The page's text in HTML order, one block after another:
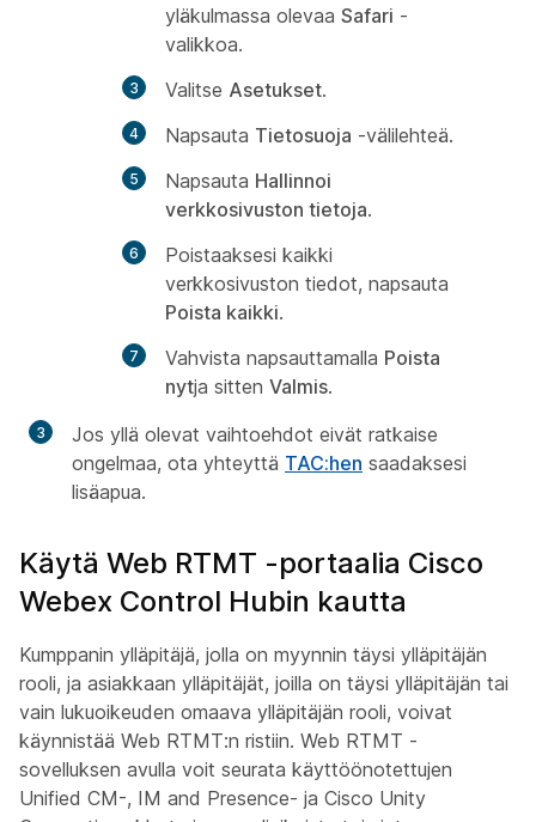
yläkulmassa olevaa Safari -
valikkoa.
Valitse Asetukset.
Napsauta Tietosuoja -välilehteä.
Napsauta Hallinnoi
verkkosivuston tietoja.
Poistaaksesi kaikki
verkkosivuston tiedot, napsauta
Poista kaikki.
Vahvista napsauttamalla Poista
nytja sitten Valmis.
Jos yllä olevat vaihtoehdot eivät ratkaise
ongelmaa, ota yhteyttä TAC:hen saadaksesi
lisäapua.
Käytä Web RTMT -portaalia Cisco
Webex Control Hubin kautta
Kumppanin ylläpitäjä, jolla on myynnin täysi ylläpitäjän
rooli, ja asiakkaan ylläpitäjät, joilla on täysi ylläpitäjän tai
vain lukuoikeuden omaava ylläpitäjän rooli, voivat
käynnistää Web RTMT:n ristiin. Web RTMT -
sovelluksen avulla voit seurata käyttöönotettujen
Unified CM-, IM and Presence- ja Cisco Unity